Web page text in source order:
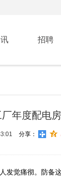
招聘
年度配电
分享：
发觉痛彻。防备